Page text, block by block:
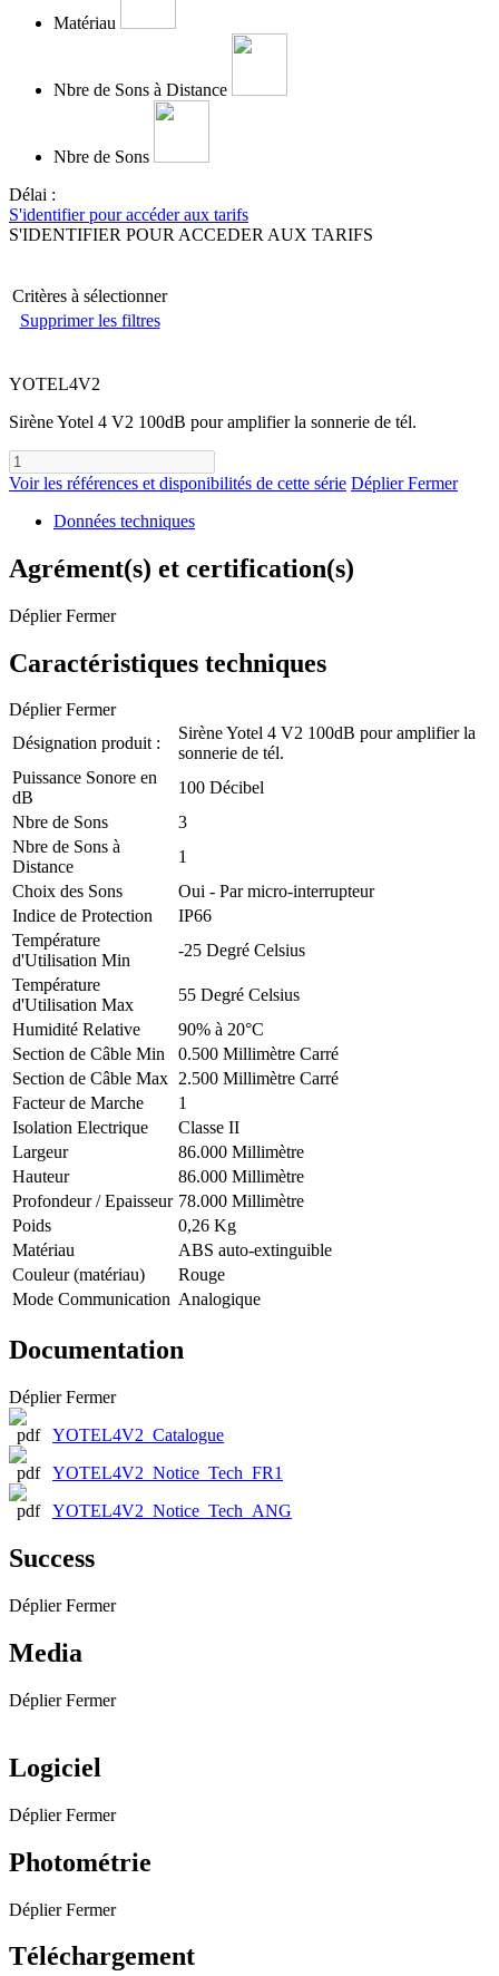
Matériau
Nbre de Sons à Distance
Nbre de Sons
Délai :
S'identifier pour accéder aux tarifs
S'IDENTIFIER POUR ACCEDER AUX TARIFS
Critères à sélectionner
Supprimer les filtres
YOTEL4V2
Sirène Yotel 4 V2 100dB pour amplifier la sonnerie de tél.
Voir les références et disponibilités de cette série Déplier Fermer
Données techniques
Agrément(s) et certification(s)
Déplier Fermer
Caractéristiques techniques
Déplier Fermer
Désignation produit :
Sirène Yotel 4 V2 100dB pour amplifier la
sonnerie de tél.
Puissance Sonore en
dB
100 Décibel
Nbre de Sons
3
Nbre de Sons à
Distance
1
Choix des Sons
Oui - Par micro-interrupteur
Indice de Protection
IP66
Température
d'Utilisation Min
-25 Degré Celsius
Température
d'Utilisation Max
55 Degré Celsius
Humidité Relative
90% à 20°C
Section de Câble Min
0.500 Millimètre Carré
Section de Câble Max 2.500 Millimètre Carré
Facteur de Marche
1
Isolation Electrique
Classe II
Largeur
86.000 Millimètre
Hauteur
86.000 Millimètre
Profondeur / Epaisseur 78.000 Millimètre
Poids
0,26 Kg
Matériau
ABS auto-extinguible
Couleur (matériau)
Rouge
Mode Communication Analogique
Documentation
Déplier Fermer
YOTEL4V2_Catalogue
YOTEL4V2_Notice_Tech_FR1
YOTEL4V2_Notice_Tech_ANG
Success
Déplier Fermer
Media
Déplier Fermer
Logiciel
Déplier Fermer
Photométrie
Déplier Fermer
Téléchargement